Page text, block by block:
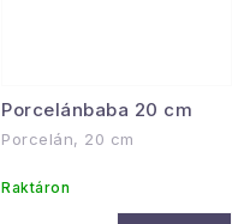
s
Porcelánbaba 20 cm
Porcelán, 20 cm
Raktáron